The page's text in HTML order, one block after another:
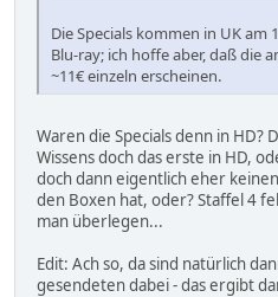
Die Specials kommen in UK am
Blu-ray; ich hoffe aber, daß die
~11€ einzeln erscheinen.
Waren die Specials denn in HD?
Wissens doch das erste in HD,
doch dann eigentlich eher
den Boxen hat, oder? Staffel 4
man überlegen...
Edit: Ach so, da sind natürlich
gesendeten dabei - das ergibt